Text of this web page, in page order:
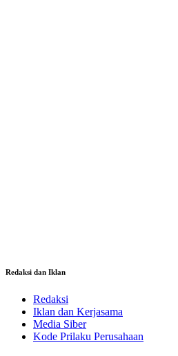
Redaksi dan Iklan
Redaksi
Iklan dan Kerjasama
Media Siber
Kode Prilaku Perusahaan